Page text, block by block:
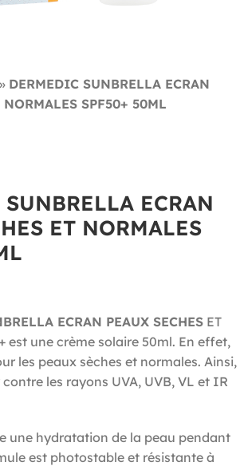
» DERMEDIC SUNBRELLA ECRAN
NORMALES SPF50+ 50ML
ECRAN
ET NORMALES
ECRAN PEAUX SECHES ET
est une crème solaire 50ml. En effet,
les peaux sèches et normales. Ainsi,
les rayons UVA, UVB, VL et IR
une hydratation de la peau pendant
est photostable et résistante à